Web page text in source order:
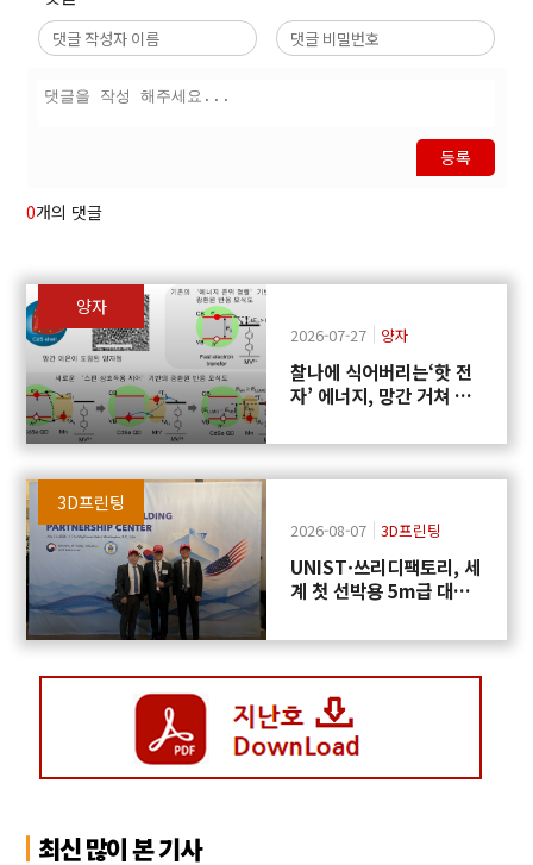
등록
0개의 댓글
양자
2026-07-27 양자
찰나에 식어버리는‘핫 전
자’ 에너지, 망간 거쳐 화
3D프린팅
2026-08-07 3D프린팅
UNIST·쓰리디팩토리, 세
계 첫 선박용 5m급 대형
최신 많이 본 기사